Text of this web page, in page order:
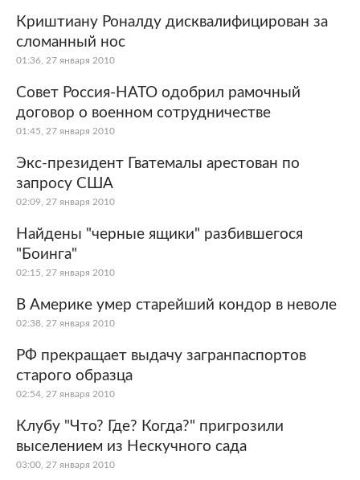
Культура Интернет и СМИ
Ценности
Из жизни Среда обитания
Забота о себе
Криштиану Роналду дисквалифицирован за
сломанный нос
01:36, 27 января 2010
Совет Россия-НАТО одобрил рамочный
договор о военном сотрудничестве
01:45, 27 января 2010
Экс-президент Гватемалы арестован по
запросу США
02:09, 27 января 2010
Найдены "черные ящики" разбившегося
"Боинга"
02:15, 27 января 2010
В Америке умер старейший кондор в неволе
02:38, 27 января 2010
РФ прекращает выдачу загранпаспортов
старого образца
02:54, 27 января 2010
Клубу "Что? Где? Когда?" пригрозили
выселением из Нескучного сада
03:00, 27 января 2010